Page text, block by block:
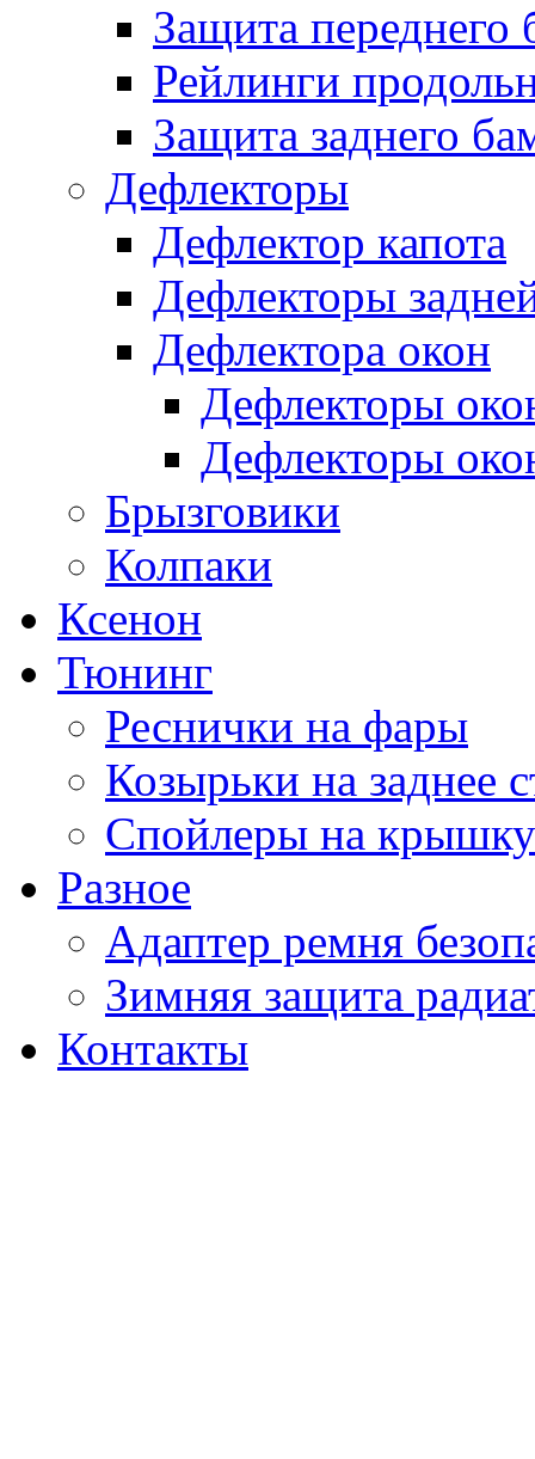
Защита переднего
Рейлинги
Защита заднего
Дефлекторы
Дефлектор капота
Дефлекторы
Дефлектора окон
Дефлекторы
Дефлекторы
Брызговики
Колпаки
Ксенон
Тюнинг
Реснички на фары
Козырьки на заднее
Спойлеры на
Разное
Адаптер ремня
Зимняя защита
Контакты